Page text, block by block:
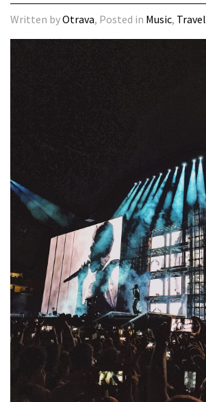
Written byOtrava, Posted in Music, Travel